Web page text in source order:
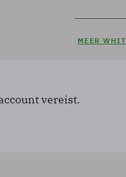
MEER
vereist.